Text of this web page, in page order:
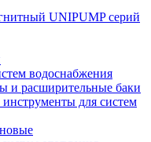
UNIPUMP серий
водоснабжения
и расширительные баки
для систем